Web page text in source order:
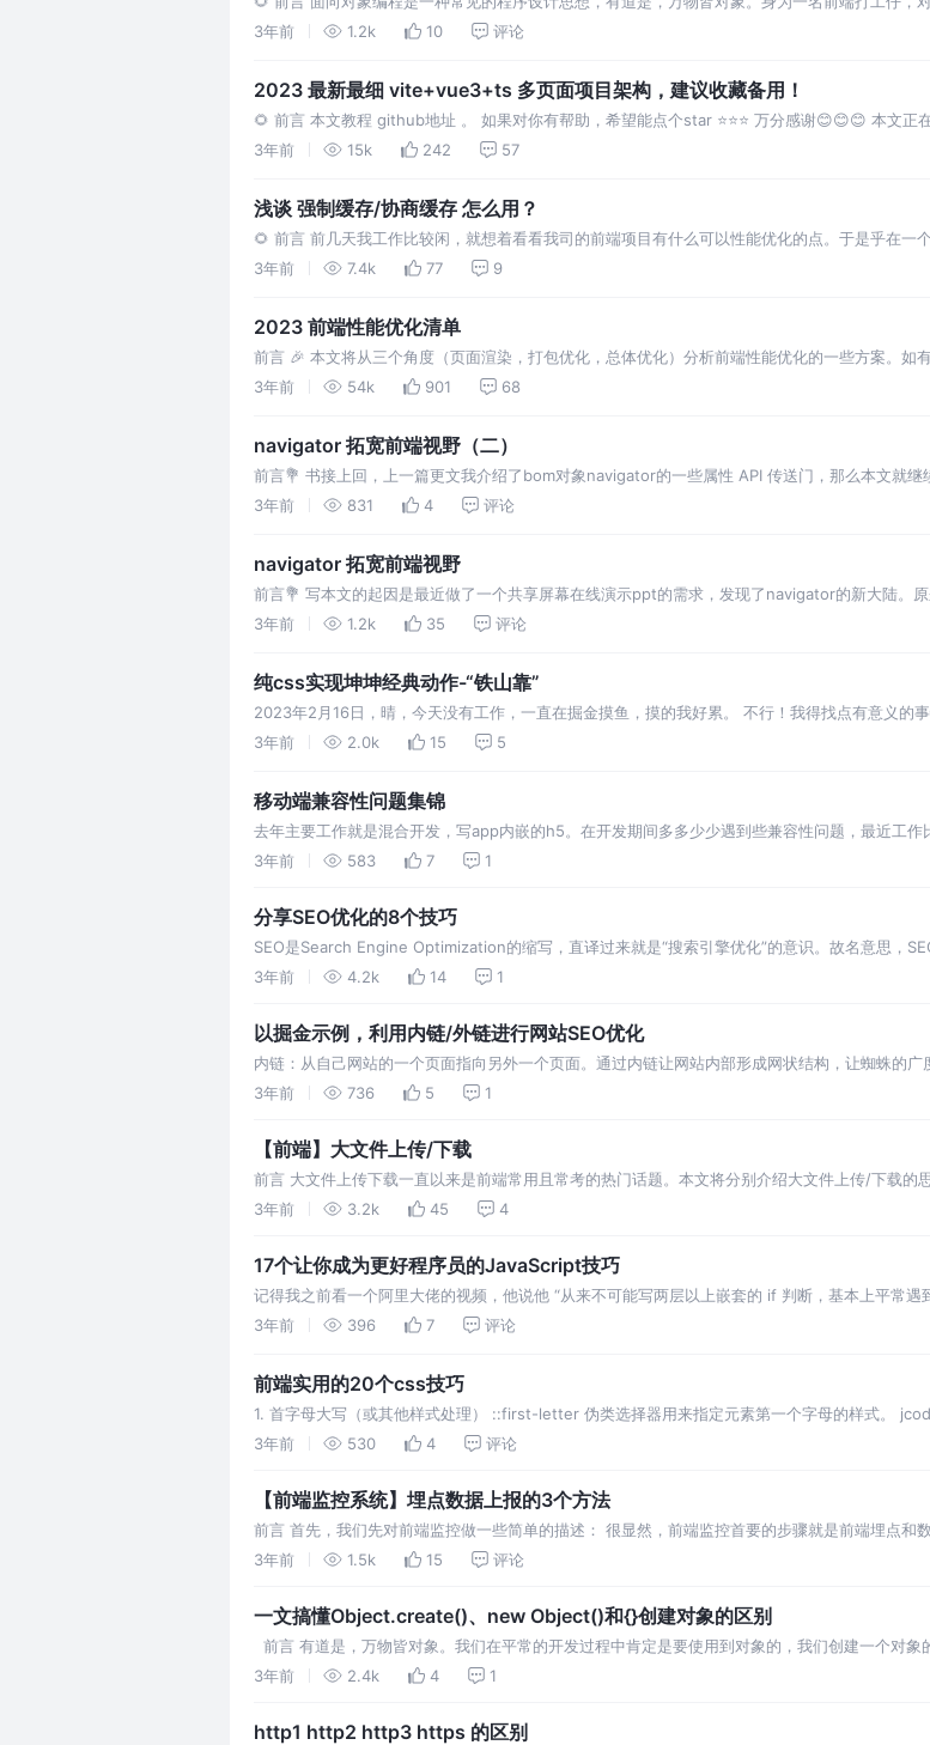
没有，创建对象有很多种方式，其中最常见的自然是直接字面量创建，如let obj
3年前 1.2k 10 评论
2023 最新最细 vite+vue3+ts 多页面项目架构，建议收藏备用！
🌻 前言 本文教程 github地址 。 如果对你有帮助，希望能点个star ⭐️⭐️⭐️ 万分感谢😊😊😊 本文正
需要重新部署一个前端项目，由我来负责这个项目的搭
3年前 15k 242 57
浅谈 强制缓存/协商缓存 怎么用？
🌻 前言 前几天我工作比较闲，就想着看看我司的前端项目有什么可以性能优化的点。于是乎在一
我找到架构组的同学，说明了这个问题。 因为此项目是部署在腾讯云服务器上的，在
3年前 7.4k 77 9
2023 前端性能优化清单
前言 🎉 本文将从三个角度（页面渲染，打包优化，总体优化）分析前端性能优化的一些方案。如
出你对性能优化的一些见解，相互学习，共同进步！💪 （ps: 小彬之前也总结过一
3年前 54k 901 68
navigator 拓宽前端视野（二）
前言💐 书接上回，上一篇更文我介绍了bom对象navigator的一些属性 API 传送门，那么本文就继
API。 还是那句话: 对于大部分前端仔来说，其实只要知道有
3年前 831 4 评论
navigator 拓宽前端视野
前言💐 写本文的起因是最近做了一个共享屏幕在线演示ppt的需求，发现了navigator的新大陆。
在接触之前还以为是多么高大上的功能,需求评审时内心还有些慌张。
3年前 1.2k 35 评论
纯css实现坤坤经典动作-“铁山靠”
2023年2月16日，晴，今天没有工作，一直在掘金摸鱼，摸的我好累。 不行！我得找点有意义的
有小黑子给我评论，我看到之后气不打一处来，哥哥这么努力，还有这
3年前 2.0k 15 5
移动端兼容性问题集锦
去年主要工作就是混合开发，写app内嵌的h5。在开发期间多多少少遇到些兼容性问题，最近工
并且本文会持续补充内容，欢迎关注我，另外我会更新
3年前 583 7 1
分享SEO优化的8个技巧
SEO是Search Engine Optimization的缩写，直译过来就是“搜索引擎优化”的意识。故名意思，
统称。
3年前 4.2k 14 1
以掘金示例，利用内链/外链进行网站SEO优化
内链：从自己网站的一个页面指向另外一个页面。通过内链让网站内部形成网状结构，让蜘蛛的
接。通过外链提升网站权重，提高网站流量。 一般来说，内
3年前 736 5 1
【前端】大文件上传/下载
前言 大文件上传下载一直以来是前端常用且常考的热门话题。本文将分别介绍大文件上传/下载的
后，对获取到的file对象使用slice方法可以将其
3年前 3.2k 45 4
17个让你成为更好程序员的JavaScript技巧
记得我之前看一个阿里大佬的视频，他说他 “从来不可能写两层以上嵌套的 if 判断，基本上平常遇
语法展平” 。 如果你看过源码，想
3年前 396 7 评论
前端实用的20个css技巧
1. 首字母大写（或其他样式处理） ::first-letter 伪类选择器用来指定元素第一个字母的样式。
设置阴影吧，但是
3年前 530 4 评论
【前端监控系统】埋点数据上报的3个方法
前言 首先，我们先对前端监控做一些简单的描述： 很显然，前端监控首要的步骤就是前端埋点和
性会影响对产品线上效果的判别结果。 那么，下文主要给大家
3年前 1.5k 15 评论
一文搞懂Object.create()、new Object()和{}创建对象的区别
前言 有道是，万物皆对象。我们在平常的开发过程中肯定是要使用到对象的，我们创建一个对
a = {}. 但是，想必大家都知道，js创建对
3年前 2.4k 4 1
http1 http2 http3 https 的区别